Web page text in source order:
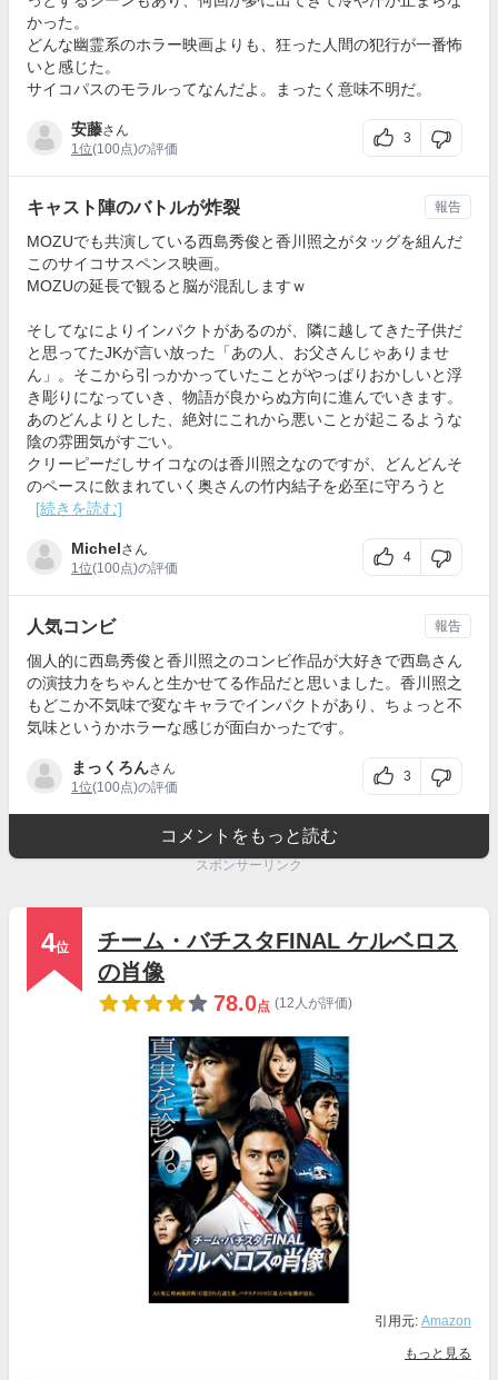
かった。
どんな幽霊系のホラー映画よりも、狂った人間の犯行が一番怖
いと感じた。
サイコパスのモラルってなんだよ。まったく意味不明だ。
安藤さん
1位(100点)の評価
3
キャスト陣のバトルが炸裂
MOZUでも共演している西島秀俊と香川照之がタッグを組んだ
このサイコサスペンス映画。
MOZUの延長で観ると脳が混乱しますｗ
そしてなによりインパクトがあるのが、隣に越してきた子供だ
と思ってたJKが言い放った「あの人、お父さんじゃありませ
ん」。そこから引っかかっていたことがやっぱりおかしいと浮
き彫りになっていき、物語が良からぬ方向に進んでいきます。
あのどんよりとした、絶対にこれから悪いことが起こるような
陰の雰囲気がすごい。
クリーピーだしサイコなのは香川照之なのですが、どんどんそ
のペースに飲まれていく奥さんの竹内結子を必至に守ろうと
[続きを読む]
Michelさん
1位(100点)の評価
4
報告
人気コンビ
個人的に西島秀俊と香川照之のコンビ作品が大好きで西島さん
の演技力をちゃんと生かせてる作品だと思いました。香川照之
もどこか不気味で変なキャラでインパクトがあり、ちょっと不
気味というかホラーな感じが面白かったです。
まっくろんさん
1位(100点)の評価
3
報告
コメントをもっと読む
スポンサーリンク
4位
チーム・バチスタFINAL ケルベロス
の肖像
78.0点 (12人が評価)
引用元: Amazon
もっと見る